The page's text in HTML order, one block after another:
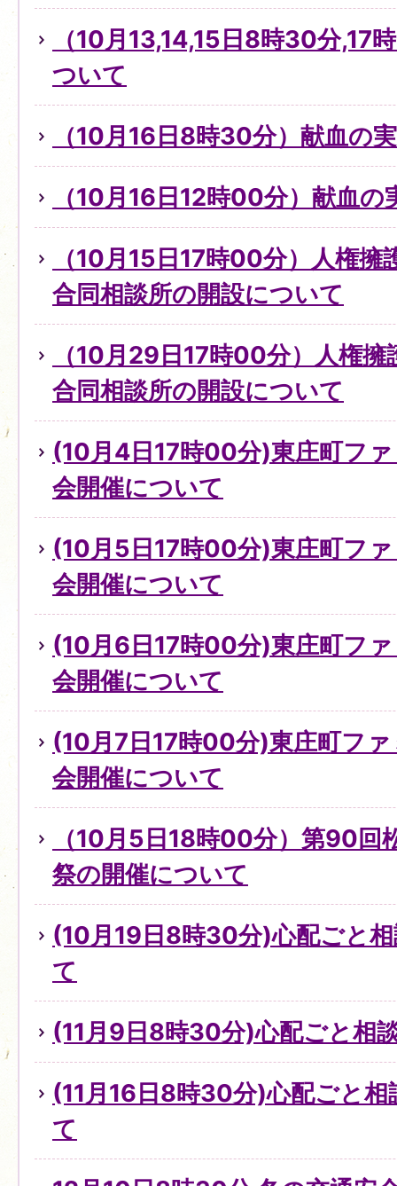
（10月13,14,15日8時30分,17
ついて
（10月16日8時30分）献血の
（10月16日12時00分）献血の
（10月15日17時00分）人権擁
合同相談所の開設について
（10月29日17時00分）人権
合同相談所の開設について
(10月4日17時00分)東庄町フ
会開催について
(10月5日17時00分)東庄町フ
会開催について
(10月6日17時00分)東庄町フ
会開催について
(10月7日17時00分)東庄町フ
会開催について
（10月5日18時00分）第90回
祭の開催について
(10月19日8時30分)心配ごと
て
(11月9日8時30分)心配ごと相
(11月16日8時30分)心配ごと
て